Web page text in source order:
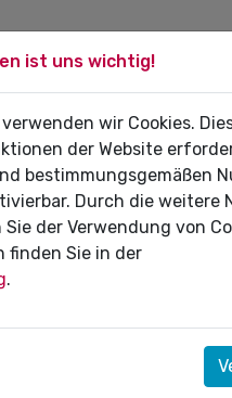
FÜR PATIENTEN
die Sprechstunde„
die Möglichkeit, die
ist uns wichtig!
wir Cookies.
der Website
bestimmungsgemäßen
Durch die weitere
der Verwendung von
finden Sie in der
.